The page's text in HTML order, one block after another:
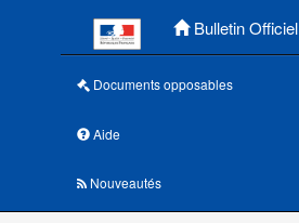
Bulletin Officiel
Documents opposables
Aide
Nouveautés